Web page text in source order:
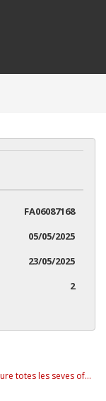
FA06087168
05/05/2025
23/05/2025
2
Veure totes les seves ofertes